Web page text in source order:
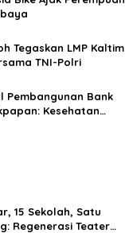
Tegaskan LMP Kaltim
TNI-Polri
Pembangunan Bank
Kesehatan
15 Sekolah, Satu
Regenerasi Teater